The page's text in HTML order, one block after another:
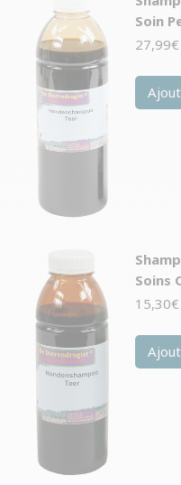
Soin
27,99€
Soins
15,30€